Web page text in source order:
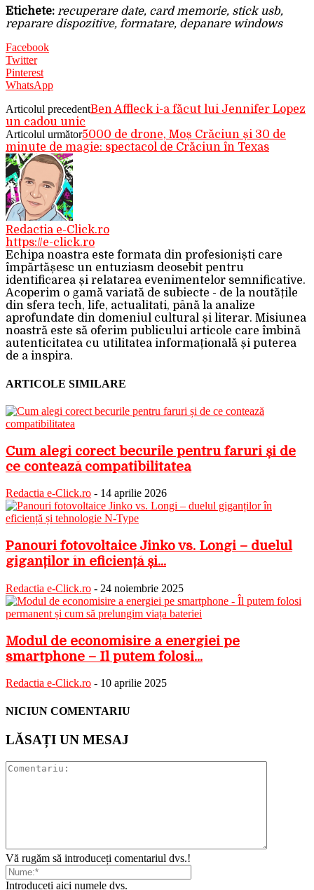
Etichete: recuperare date, card memorie, stick usb,
reparare dispozitive, formatare, depanare windows
Facebook
Twitter
Pinterest
WhatsApp
Articolul precedentBen Affleck i-a făcut lui Jennifer Lopez
un cadou unic
Articolul următor5000 de drone, Moș Crăciun și 30 de
minute de magie: spectacol de Crăciun în Texas
Redactia e-Click.ro
https://e-click.ro
Echipa noastra este formata din profesioniști care
împărtășesc un entuziasm deosebit pentru
identificarea și relatarea evenimentelor semnificative.
Acoperim o gamă variată de subiecte - de la noutățile
din sfera tech, life, actualitati, până la analize
aprofundate din domeniul cultural și literar. Misiunea
noastră este să oferim publicului articole care îmbină
autenticitatea cu utilitatea informațională și puterea
de a inspira.
ARTICOLE SIMILARE
Cum alegi corect becurile pentru faruri și de
ce contează compatibilitatea
Redactia e-Click.ro - 14 aprilie 2026
Panouri fotovoltaice Jinko vs. Longi – duelul
giganților în eficiență și...
Redactia e-Click.ro - 24 noiembrie 2025
Modul de economisire a energiei pe
smartphone – Îl putem folosi...
Redactia e-Click.ro - 10 aprilie 2025
NICIUN COMENTARIU
LĂSAȚI UN MESAJ
Vă rugăm să introduceți comentariul dvs.!
Introduceți aici numele dvs.